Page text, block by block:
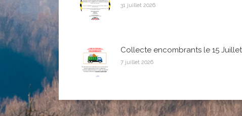
31 juillet 2026
Collecte encombrants le 15
7 juillet 2026